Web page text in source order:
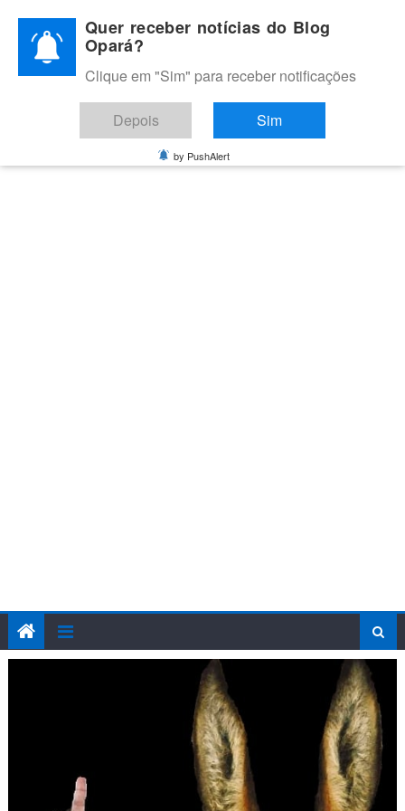
content
BLOG OPARÁ
Melhores notícias de Juazeiro, Petrolina e do Vale do São
Francisco
Quer receber notícias do Blog
Opará?
Clique em "Sim" para receber notificações
Depois Sim
by PushAlert